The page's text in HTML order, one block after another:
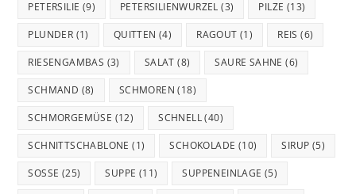
PETERSILIE (9) PETERSILIENWURZEL (3) PILZE (13)
PLUNDER (1) QUITTEN (4) RAGOUT (1) REIS (6)
RIESENGAMBAS (3) SALAT (8) SAURE SAHNE (6)
SCHMAND (8) SCHMOREN (18)
SCHMORGEMÜSE (12) SCHNELL(40)
SCHNITTSCHABLONE (1) SCHOKOLADE (10) SIRUP (5)
SOSSE (25) SUPPE (11) SUPPENEINLAGE (5)